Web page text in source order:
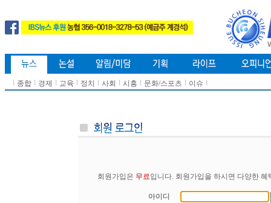
l 종합 l 경제 l 교육 l 정치 l 사회 l 시흥 l 문화/스포츠 l 이슈 l
회원가입은 무료입니다. 회원가입을 하시면 다양한
아이디